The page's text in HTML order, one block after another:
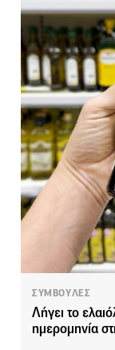
ΣΥΜΒΟΥΛΕΣ
Λήγει το
ημερομηνία